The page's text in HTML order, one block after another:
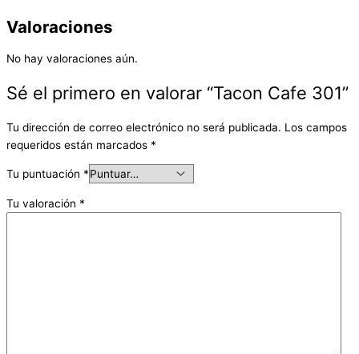
Valoraciones
No hay valoraciones aún.
Sé el primero en valorar “Tacon Cafe 301”
Tu dirección de correo electrónico no será publicada. Los campos
requeridos están marcados *
Tu puntuación *
Tu valoración *